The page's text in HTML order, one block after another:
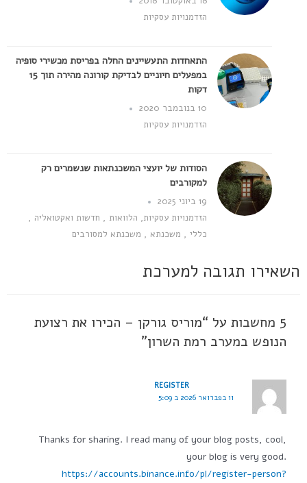
הזדמנויות עסקיות
התאחדות התעשיינים החלה בפריסת מכשירי סופיה
במפעלים חיוניים לבדיקת קורונה מהירה תוך 15
דקות
10 בנובמבר 2020
הזדמנויות עסקיות
הסודות של יועצי המשכנתאות שנשמרים רק
למקורבים
19 ביוני 2025
הזדמנויות עסקיות, הלוואות , חדשות ואקטואליה ,
כללי , משכנתא , משכנתא למסורבים
השאירו תגובה למערכת
5 מחשבות על “מוריס גורקן – הכירו את רצועת
הנופש במערב רמת השרון”
REGISTER
11 בפברואר 2026 ב 5:09
Thanks for sharing. I read many of your blog posts, cool,
your blog is very good.
https://accounts.binance.info/pl/register-person?